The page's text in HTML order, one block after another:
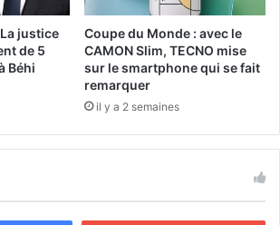
justice
de 5
Béhi
Coupe du Monde : avec le
CAMON Slim, TECNO mise
sur le smartphone qui se fait
remarquer
il y a 2 semaines